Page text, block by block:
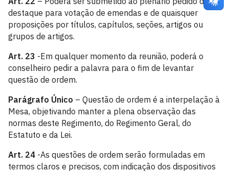
destaque para votação de emendas e de quaisquer
proposições por títulos, capítulos, seções, artigos ou
grupos de artigos.
Art. 23 -Em qualquer momento da reunião, poderá o
conselheiro pedir a palavra para o fim de levantar
questão de ordem.
Parágrafo Único – Questão de ordem é a interpelação à
Mesa, objetivando manter a plena observação das
normas deste Regimento, do Regimento Geral, do
Estatuto e da Lei.
Art. 24 -As questões de ordem serão formuladas em
termos claros e precisos, com indicação dos dispositivos